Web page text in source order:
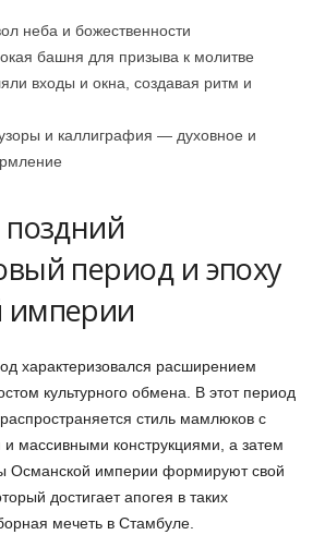
неба и божественности
башня для призыва к молитве
входы и окна, создавая ритм и
и каллиграфия — духовное и
поздний
период и эпоху
империи
характеризовался расширением
культурного обмена. В этот период
стиль мамлюков с
массивными конструкциями, а затем
Османской империи формируют свой
достигает апогея в таких
мечеть в Стамбуле.